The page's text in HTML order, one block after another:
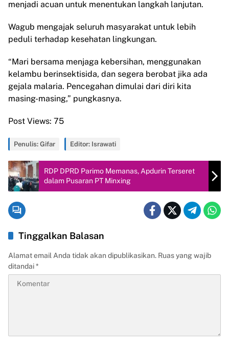
menjadi acuan untuk menentukan langkah lanjutan.
Wagub mengajak seluruh masyarakat untuk lebih
peduli terhadap kesehatan lingkungan.
“Mari bersama menjaga kebersihan, menggunakan
kelambu berinsektisida, dan segera berobat jika ada
gejala malaria. Pencegahan dimulai dari diri kita
masing-masing,” pungkasnya.
Post Views: 75
Penulis: Gifar Editor: Israwati
RDP DPRD Parimo Memanas, Apdurin Terseret
dalam Pusaran PT Minxing
Tinggalkan Balasan
Alamat email Anda tidak akan dipublikasikan. Ruas yang wajib
ditandai*